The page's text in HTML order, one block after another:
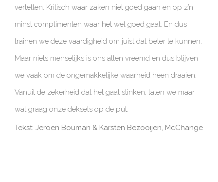
vertellen. Kritisch waar zaken niet goed gaan en op z’n
minst complimenten waar het wel goed gaat. En dus
trainen we deze vaardigheid om juist dat beter te kunnen.
Maar niets menselijks is ons allen vreemd en dus blijven
we vaak om de ongemakkelijke waarheid heen draaien.
Vanuit de zekerheid dat het gaat stinken, laten we maar
wat graag onze deksels op de put.
Tekst: Jeroen Bouman & Karsten Bezooijen, McChange